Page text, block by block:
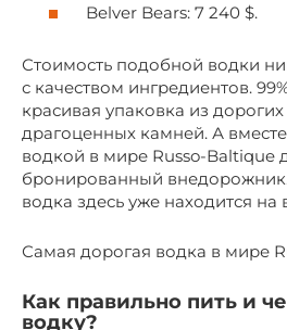
Belver Bears: 7 240 $.
Стоимость подобной водки
с качеством ингредиентов.
красивая упаковка из
драгоценных камней. А
водкой в мире Russo-Baltique
бронированный
водка здесь уже находится на
Самая дорогая водка в мире
Как правильно пить и
водку?